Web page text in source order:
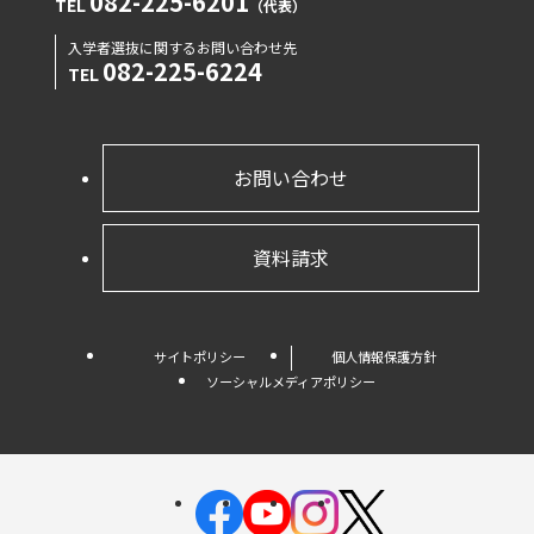
（代表）
入学者選抜に関するお問い合わせ先
TEL 082-225-6224
お問い合わせ
資料請求
サイトポリシー
個人情報保護方針
ソーシャルメディアポリシー